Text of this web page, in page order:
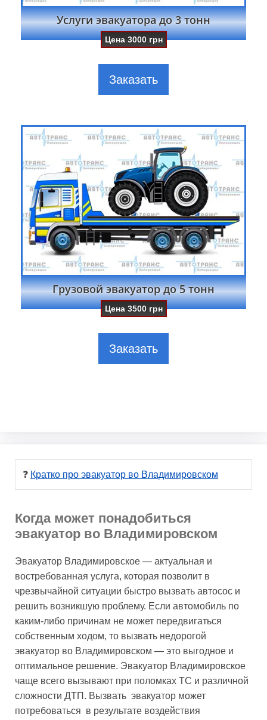
Услуги эвакуатора до 3 тонн
Цена3000 грн
Заказать
Грузовой эвакуатор до 5 тонн
Цена3500 грн
Заказать
❓ Кратко про эвакуатор во Владимировском
Когда может понадобиться
эвакуатор во Владимировском
Эвакуатор Владимировское — актуальная и
востребованная услуга, которая позволит в
чрезвычайной ситуации быстро вызвать автосос и
решить возникшую проблему. Если автомобиль по
каким-либо причинам не может передвигаться
собственным ходом, то вызвать недорогой
эвакуатор во Владимировском — это выгодное и
оптимальное решение. Эвакуатор Владимировское
чаще всего вызывают при поломках ТС и различной
сложности ДТП. Вызвать эвакуатор может
потребоваться в результате воздействия